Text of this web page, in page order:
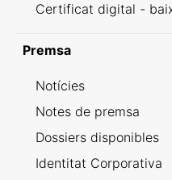
Certificat digital -
Premsa
Notícies
Notes de premsa
Dossiers disponibles
Identitat Corporativa